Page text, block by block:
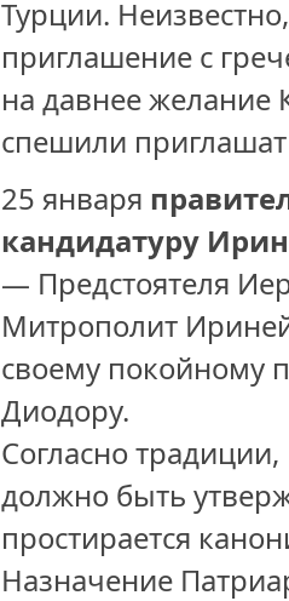
Турции.
приглашение с
на давнее желание
спешили
25 января
кандидатуру
— Предстоятеля
Митрополит
своему покойному
Диодору.
Согласно
должно быть
простирается
Назначение